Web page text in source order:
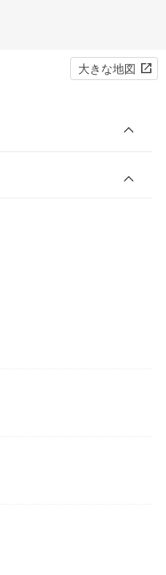
大きな地図